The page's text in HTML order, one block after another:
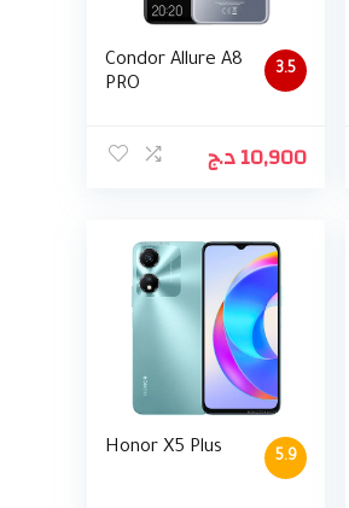
3.5
Condor Allure A8
PRO
10,900د.ج
5.9
Honor X5 Plus